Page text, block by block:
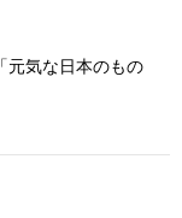
元気な日本のもの